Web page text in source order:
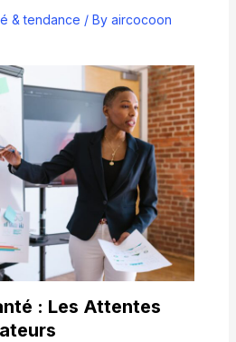
& tendance / By aircocoon
: Les Attentes